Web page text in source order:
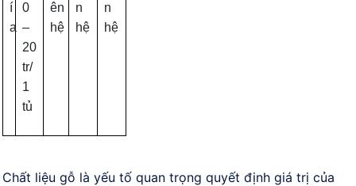
í
a
0
–
20
tr/
1
tủ
ên
hệ
n
hệ
n
hệ
Chất liệu gỗ là yếu tố quan trọng quyết định giá trị của